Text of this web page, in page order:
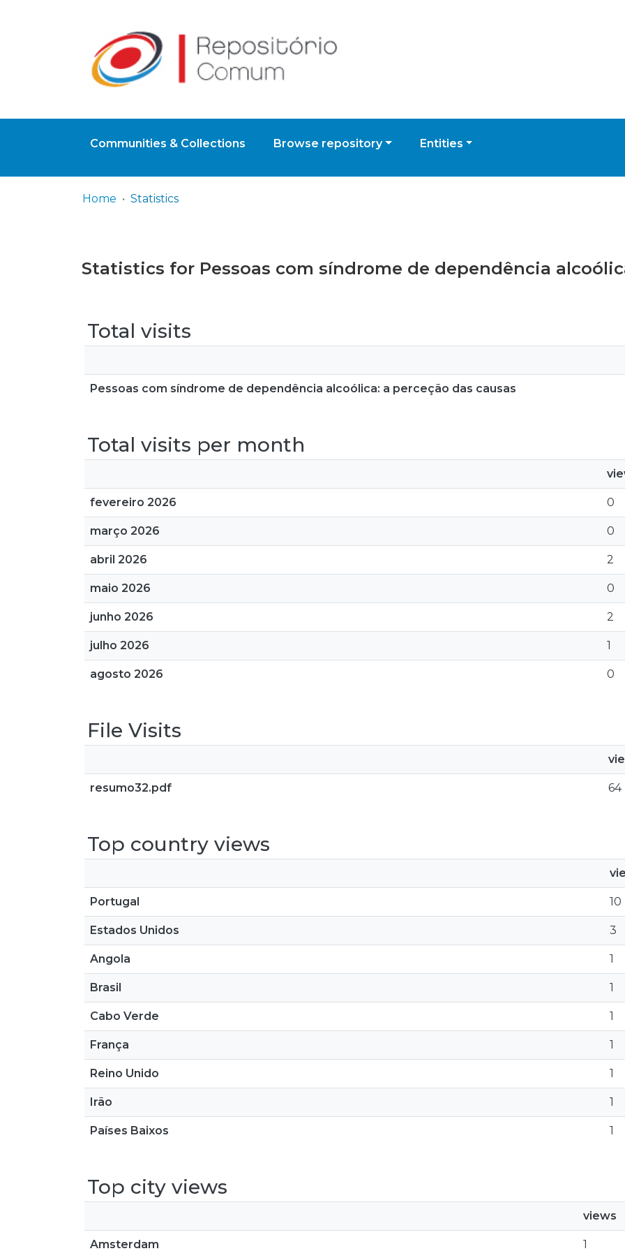
Communities & Collections Browse repository Entities
Home Statistics
Statistics for Pessoas com síndrome de dependência
Total visits
Pessoas com síndrome de dependência alcoólica: a perceção das causas
Total visits per month
fevereiro 2026 0
março 2026 0
abril 2026 2
maio 2026 0
junho 2026 2
julho 2026 1
agosto 2026 0
File Visits
resumo32.pdf 64
Top country views
Portugal 10
Estados Unidos 3
Angola 1
Brasil 1
Cabo Verde 1
França 1
Reino Unido 1
Irão 1
Países Baixos 1
Top city views
views
Amsterdam 1